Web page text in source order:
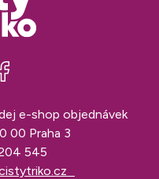
e-shop objednávek
00 Praha 3
545